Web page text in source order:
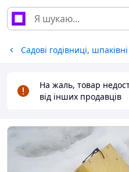
Садові годівниці, шпаківні
На жаль, товар
від інших продавців